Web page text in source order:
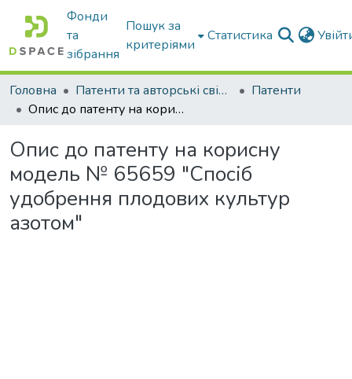
Фонди
та
зібрання
Пошук за
критеріями
Статистика
Головна Патенти та авторські свідоцтва
Патенти
Опис до патенту на корисну модель № 65659 "Спосіб удобрення плодових культур азотом"
Опис до патенту на корисну
модель № 65659 "Спосіб
удобрення плодових культур
азотом"